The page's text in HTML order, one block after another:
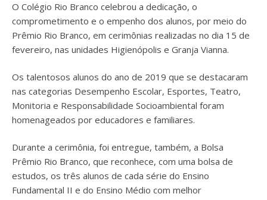
O Colégio Rio Branco celebrou a dedicação, o
comprometimento e o empenho dos alunos, por meio do
Prêmio Rio Branco, em cerimônias realizadas no dia 15 de
fevereiro, nas unidades Higienópolis e Granja Vianna.
Os talentosos alunos do ano de 2019 que se destacaram
nas categorias Desempenho Escolar, Esportes, Teatro,
Monitoria e Responsabilidade Socioambiental foram
homenageados por educadores e familiares.
Durante a cerimônia, foi entregue, também, a Bolsa
Prêmio Rio Branco, que reconhece, com uma bolsa de
estudos, os três alunos de cada série do Ensino
Fundamental II e do Ensino Médio com melhor